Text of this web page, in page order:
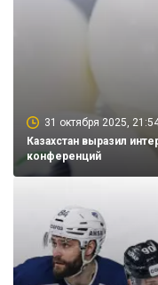
31 октября 2025,
Казахстан выразил
конференций